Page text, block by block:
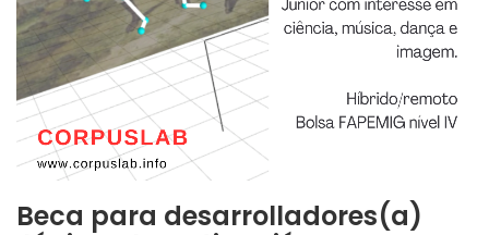
Beca para desarrolladores(a)